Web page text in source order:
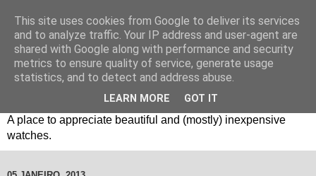
Um espaço sobre relógios "B3": Bons, Bonitos e Baratos. //
A place to appreciate beautiful and (mostly) inexpensive
watches.
This site uses cookies from Google to deliver its services
and to analyze traffic. Your IP address and user-agent are
shared with Google along with performance and security
metrics to ensure quality of service, generate usage
statistics, and to detect and address abuse.
LEARN MORE GOT IT